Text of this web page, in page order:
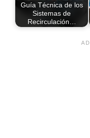
Guía Técnica de los
Sistemas de
Recirculación…